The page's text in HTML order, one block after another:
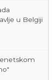
u Belgiji